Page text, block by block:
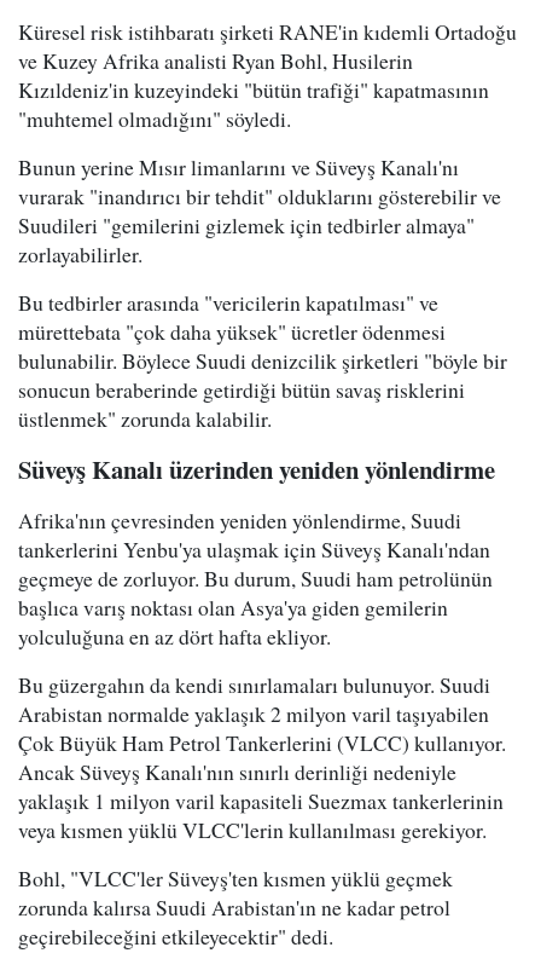
Küresel risk istihbaratı şirketi RANE'in kıdemli Ortadoğu
ve Kuzey Afrika analisti Ryan Bohl, Husilerin
Kızıldeniz'in kuzeyindeki "bütün trafiği" kapatmasının
"muhtemel olmadığını" söyledi.
Bunun yerine Mısır limanlarını ve Süveyş Kanalı'nı
vurarak "inandırıcı bir tehdit" olduklarını gösterebilir ve
Suudileri "gemilerini gizlemek için tedbirler almaya"
zorlayabilirler.
Bu tedbirler arasında "vericilerin kapatılması" ve
mürettebata "çok daha yüksek" ücretler ödenmesi
bulunabilir. Böylece Suudi denizcilik şirketleri "böyle bir
sonucun beraberinde getirdiği bütün savaş risklerini
üstlenmek" zorunda kalabilir.
Süveyş Kanalı üzerinden yeniden yönlendirme
Afrika'nın çevresinden yeniden yönlendirme, Suudi
tankerlerini Yenbu'ya ulaşmak için Süveyş Kanalı'ndan
geçmeye de zorluyor. Bu durum, Suudi ham petrolünün
başlıca varış noktası olan Asya'ya giden gemilerin
yolculuğuna en az dört hafta ekliyor.
Bu güzergahın da kendi sınırlamaları bulunuyor. Suudi
Arabistan normalde yaklaşık 2 milyon varil taşıyabilen
Çok Büyük Ham Petrol Tankerlerini (VLCC) kullanıyor.
Ancak Süveyş Kanalı'nın sınırlı derinliği nedeniyle
yaklaşık 1 milyon varil kapasiteli Suezmax tankerlerinin
veya kısmen yüklü VLCC'lerin kullanılması gerekiyor.
Bohl, "VLCC'ler Süveyş'ten kısmen yüklü geçmek
zorunda kalırsa Suudi Arabistan'ın ne kadar petrol
geçirebileceğini etkileyecektir" dedi.